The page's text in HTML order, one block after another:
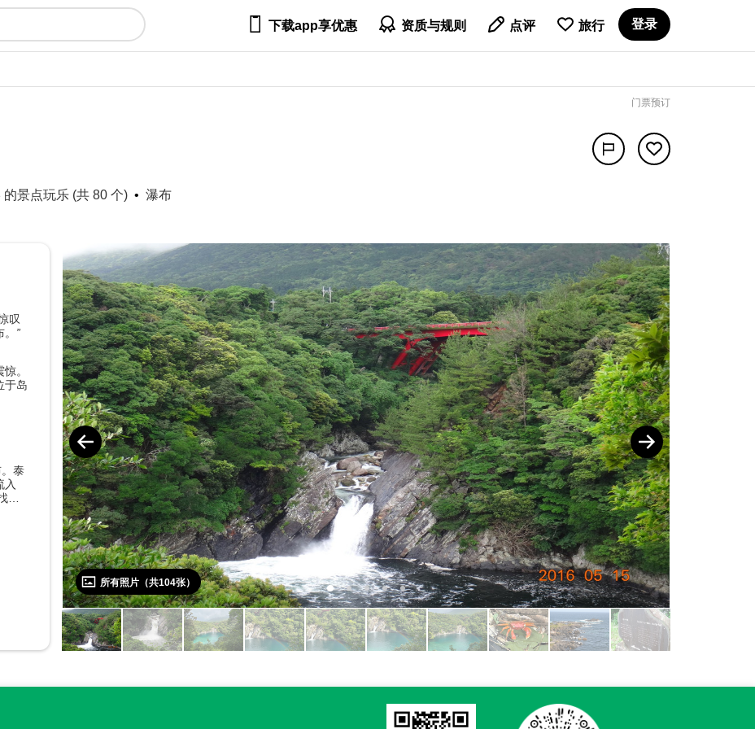
 下载app享优惠  资质与规则 点评 旅行 登录
门票预订
景点玩乐 (共 80 个) 瀑布
叹
”
。
于岛
泰
入
所有照片（共104张）